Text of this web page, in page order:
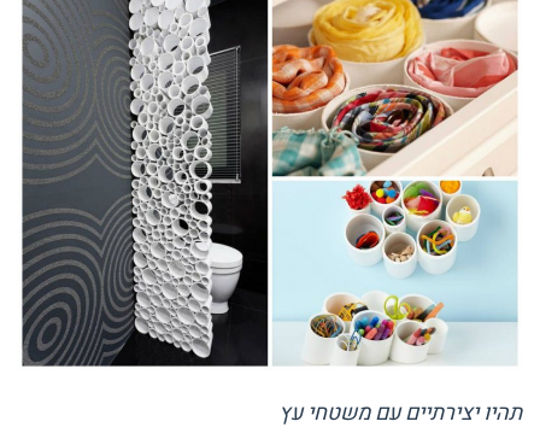
תהיו יצירתיים עם משטחי עץ